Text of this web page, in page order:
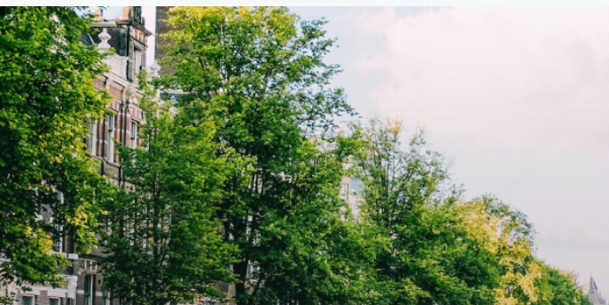
van €107,50 per maand is dit een
geweldige kans voor professionals
die op zoek zijn naar een woning die
direct beschikbaar is vanaf 1 april
2026. Bij binnenkomst word je
verwelkomd in een ruime
woonkamer met open keuken,
samen goed voor 44 m² aan
leefruimte. De lichte woonkamer
biedt genoeg ruimte voor een
gezellige zithoek én een stijlvolle
eethoek. De keuken is van alle
gemakken voorzien, perfect voor het
bereiden van heerlijke maaltijden.
van €107,50 per maand is dit een
woonkamer met open keuken,
samen goed voor 44 m² aan
leefruimte. De lichte woonkamer
biedt genoeg ruimte voor een
gezellige zithoek én een stijlvolle
eethoek. De keuken is van alle
gemakken voorzien, perfect voor het
bereiden van heerlijke maaltijden.